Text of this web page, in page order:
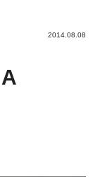
2014.08.08